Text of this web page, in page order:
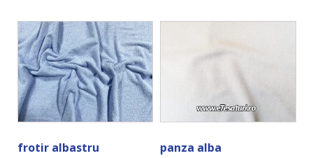
frotir albastru panza alba